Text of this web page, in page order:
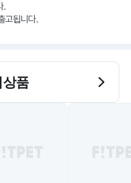
.
고됩니다.
상품